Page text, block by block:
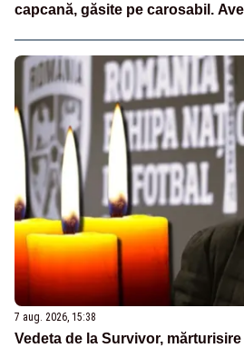
capcană, găsite pe carosabil.
7 aug. 2026, 15:38
Vedeta de la Survivor,